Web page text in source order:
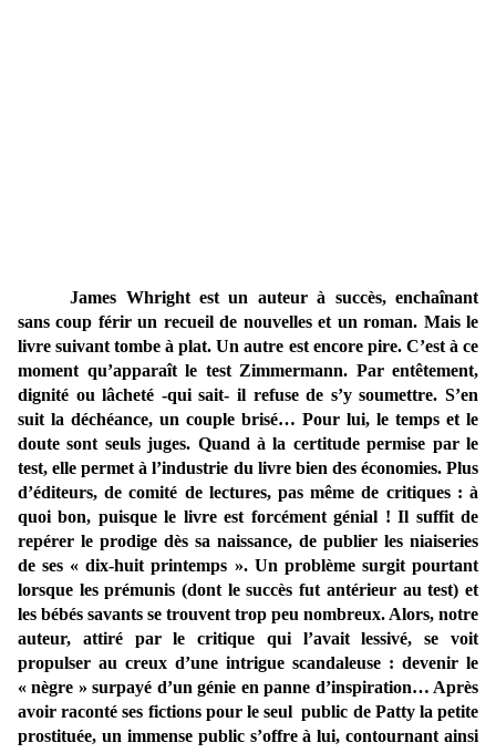
James Whright est un auteur à succès, enchaînant
sans coup férir un recueil de nouvelles et un roman. Mais le
livre suivant tombe à plat. Un autre est encore pire. C’est à ce
moment qu’apparaît le test Zimmermann. Par entêtement,
dignité ou lâcheté -qui sait- il refuse de s’y soumettre. S’en
suit la déchéance, un couple brisé… Pour lui, le temps et le
doute sont seuls juges. Quand à la certitude permise par le
test, elle permet à l’industrie du livre bien des économies. Plus
d’éditeurs, de comité de lectures, pas même de critiques : à
quoi bon, puisque le livre est forcément génial ! Il suffit de
repérer le prodige dès sa naissance, de publier les niaiseries
de ses « dix-huit printemps ». Un problème surgit pourtant
lorsque les prémunis (dont le succès fut antérieur au test) et
les bébés savants se trouvent trop peu nombreux. Alors, notre
auteur, attiré par le critique qui l’avait lessivé, se voit
propulser au creux d’une intrigue scandaleuse : devenir le
« nègre » surpayé d’un génie en panne d’inspiration… Après
avoir raconté ses fictions pour le seul public de Patty la petite
prostituée, un immense public s’offre à lui, contournant ainsi